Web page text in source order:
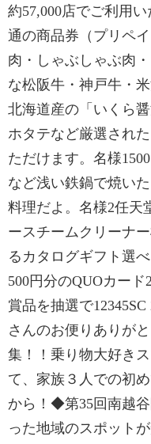
約57,000店でご利用
通の商品券（プリペ
肉・しゃぶしゃぶ肉
な松阪牛・神戸牛・
北海道産の「いくら
ホタテなど厳選され
ただけます。名様
など浅い鉄鍋で焼い
料理だよ。名様2任天
ースチームクリーナ
るカタログギフト選
500円分のQUOカー
賞品を抽選で
さんのお便りありが
集！！乗り物大好き
て、家族３人での初
から！◆第35回南越
った地域のスポット